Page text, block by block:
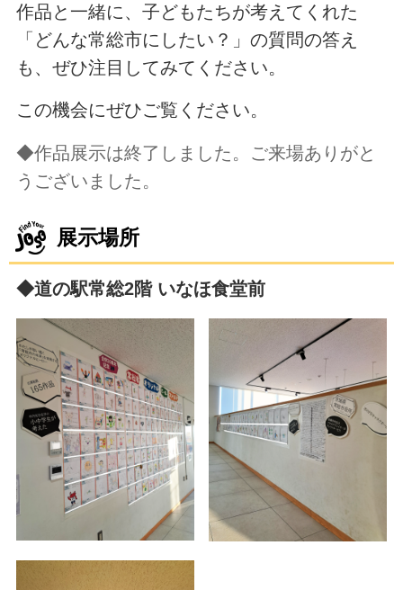
作品と一緒に、子どもたちが考えてくれた
「どんな常総市にしたい？」の質問の答え
も、ぜひ注目してみてください。
この機会にぜひご覧ください。
◆作品展示は終了しました。ご来場ありがと
うございました。
展示場所
◆道の駅常総2階 いなほ食堂前